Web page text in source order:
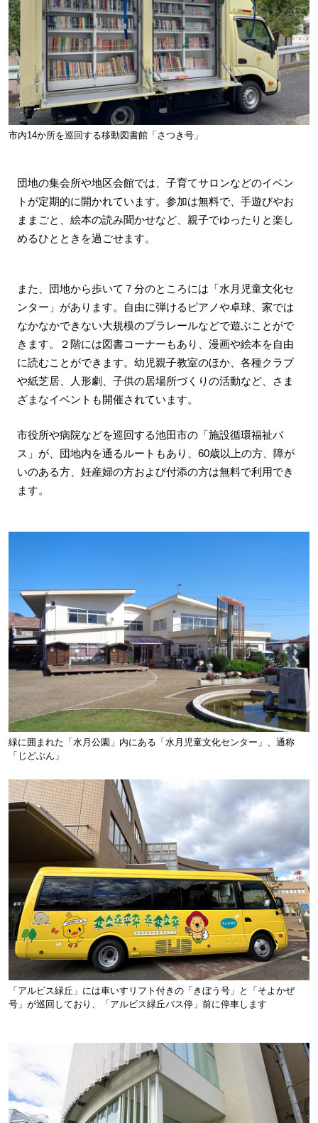
市内14か所を巡回する移動図書館「さつき号」
団地の集会所や地区会館では、子育てサロンなどのイベン
トが定期的に開かれています。参加は無料で、手遊びやお
ままごと、絵本の読み聞かせなど、親子でゆったりと楽し
めるひとときを過ごせます。
また、団地から歩いて７分のところには「水月児童文化セ
ンター」があります。自由に弾けるピアノや卓球、家では
なかなかできない大規模のプラレールなどで遊ぶことがで
きます。２階には図書コーナーもあり、漫画や絵本を自由
に読むことができます。幼児親子教室のほか、各種クラブ
や紙芝居、人形劇、子供の居場所づくりの活動など、さま
ざまなイベントも開催されています。
市役所や病院などを巡回する池田市の「施設循環福祉バ
ス」が、団地内を通るルートもあり、60歳以上の方、障が
いのある方、妊産婦の方および付添の方は無料で利用でき
ます。
緑に囲まれた「水月公園」内にある「水月児童文化センター」、通称
「じどぶん」
「アルビス緑丘」には車いすリフト付きの「きぼう号」と「そよかぜ
号」が巡回しており、「アルビス緑丘バス停」前に停車します